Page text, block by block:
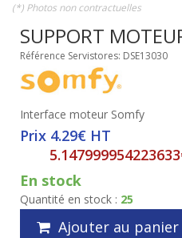
(*) Photos non contractuelles
SUPPORT
Référence Servistores: DSE13030
Interface moteur Somfy
Prix 4.29€ HT
En stock
Quantité en stock : 25
Ajouter au panier